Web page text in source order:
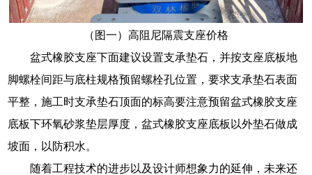
（图一）高阻尼隔震支座价格
盆式橡胶支座下面建议设置支承垫石，并按支座底板地
脚螺栓间距与底柱规格预留螺栓孔位置，要求支承垫石表面
平整，施工时支承垫石顶面的标高要注意预留盆式橡胶支座
底板下环氧砂浆垫层厚度，盆式橡胶支座底板以外垫石做成
坡面，以防积水。
随着工程技术的进步以及设计师想象力的延伸，未来还